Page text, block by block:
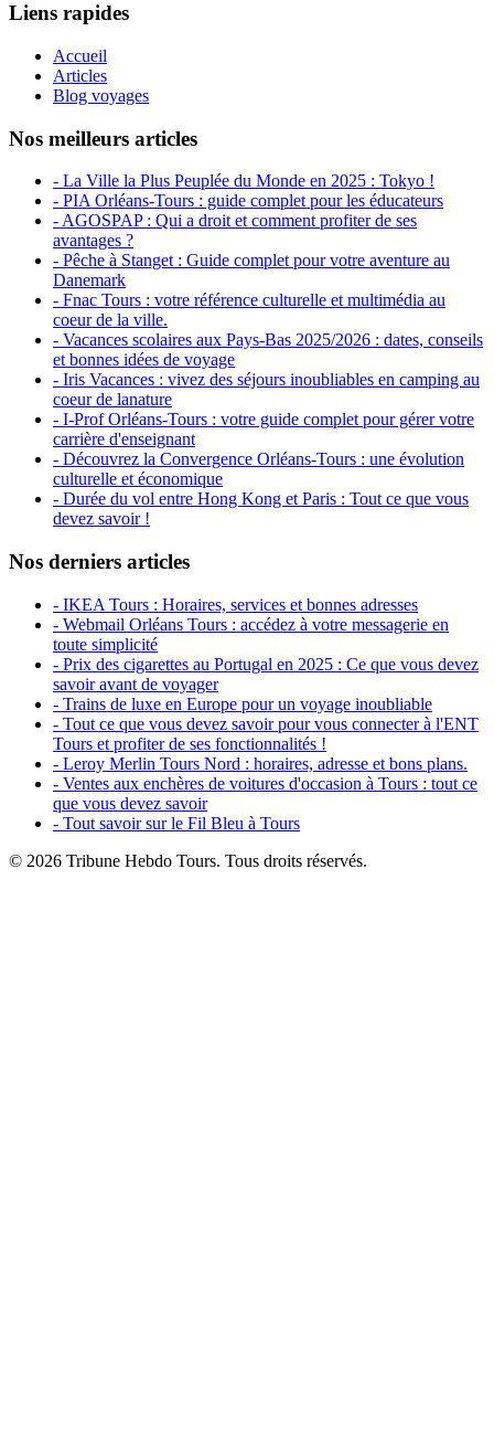
Liens rapides
Accueil
Articles
Blog voyages
Nos meilleurs articles
- La Ville la Plus Peuplée du Monde en 2025 : Tokyo !
- PIA Orléans-Tours : guide complet pour les éducateurs
- AGOSPAP : Qui a droit et comment profiter de ses
avantages ?
- Pêche à Stanget : Guide complet pour votre aventure au
Danemark
- Fnac Tours : votre référence culturelle et multimédia au
coeur de la ville.
- Vacances scolaires aux Pays-Bas 2025/2026 : dates, conseils
et bonnes idées de voyage
- Iris Vacances : vivez des séjours inoubliables en camping au
coeur de lanature
- I-Prof Orléans-Tours : votre guide complet pour gérer votre
carrière d'enseignant
- Découvrez la Convergence Orléans-Tours : une évolution
culturelle et économique
- Durée du vol entre Hong Kong et Paris : Tout ce que vous
devez savoir !
Nos derniers articles
- IKEA Tours : Horaires, services et bonnes adresses
- Webmail Orléans Tours : accédez à votre messagerie en
toute simplicité
- Prix des cigarettes au Portugal en 2025 : Ce que vous devez
savoir avant de voyager
- Trains de luxe en Europe pour un voyage inoubliable
- Tout ce que vous devez savoir pour vous connecter à l'ENT
Tours et profiter de ses fonctionnalités !
- Leroy Merlin Tours Nord : horaires, adresse et bons plans.
- Ventes aux enchères de voitures d'occasion à Tours : tout ce
que vous devez savoir
- Tout savoir sur le Fil Bleu à Tours
© 2026 Tribune Hebdo Tours. Tous droits réservés.